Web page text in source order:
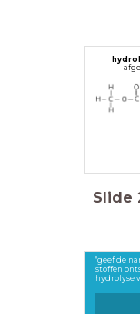
Slide
"geef de
stoffen
hydrolyse